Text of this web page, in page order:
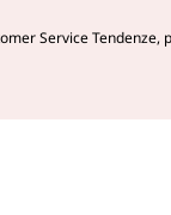
Service